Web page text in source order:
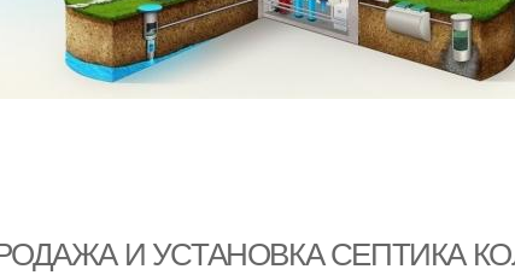
ПРОДАЖА И УСТАНОВКА СЕПТИКА